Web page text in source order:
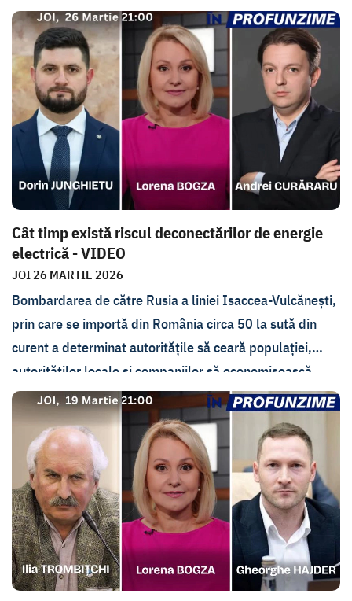
aprovizionarea cu electricitate, sunt printre subiectele
pe care Lorena Bogza le discută cu Mihailo Podoleak în
emisiunea de joi, 2 aprilie. Consilierul președintelui
ucrainean ne spune cum vede Ucraina integrarea în UE,
la pachet cu Republica Moldova sau separat, și cât de
departe au ajuns discuțiile despre aderarea rapidă a
țării vecine.
Cât timp există riscul deconectărilor de energie
electrică - VIDEO
JOI 26 MARTIE 2026
Bombardarea de către Rusia a liniei Isaccea-Vulcănești,
prin care se importă din România circa 50 la sută din
curent a determinat autoritățile să ceară populației,
autorităților locale și companiilor să economisească
energie electrică. Lucrările de reparație în zona afectată
sunt efectuate de partea ucraineană, pe teritoriul căreia
a avut loc atacul. La ce etapă sunt acestea, cât ar putea
dura criza și ce soluții au autoritățile, s-a discutat joi, 26
martie, la emisiunea In PROfunzime, cu ministrul
Energiei, Dorin Junghietu.